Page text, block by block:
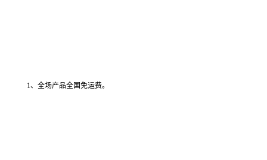
1、全场产品全国免运费。